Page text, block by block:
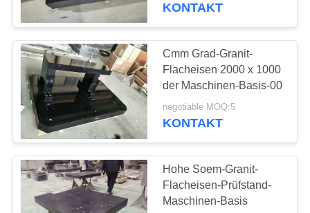
TRETEN
SIE
MIT
UNS
VERBINDUNG
NACHRICHTEN
KONTAKT
Cmm Grad-Granit-
Flacheisen 2000 x 1000
der Maschinen-Basis-00
negotiable MOQ:5
KONTAKT
Hohe Soem-Granit-
Flacheisen-Prüfstand-
Maschinen-Basis